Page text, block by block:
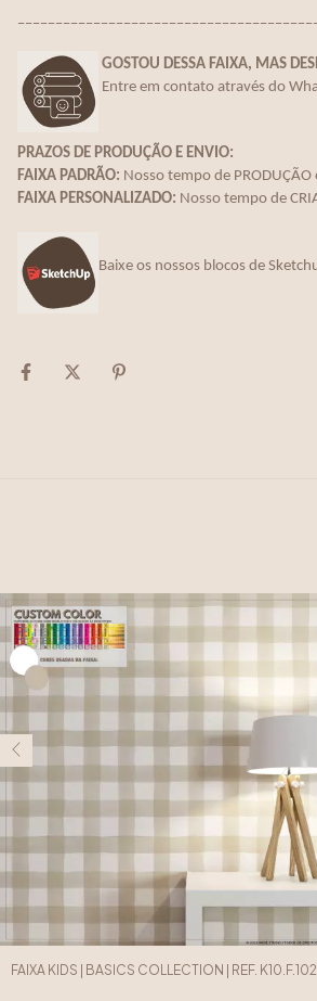
GOSTOU DESSA FAIXA, MAS
Entre em contato através do
PRAZOS DE PRODUÇÃO E ENVIO:
FAIXA PADRÃO: Nosso tempo de PRODUÇÃO
FAIXA PERSONALIZADO: Nosso tempo de
Baixe os nossos blocos de
FAIXA KIDS | BASICS COLLECTION | REF.